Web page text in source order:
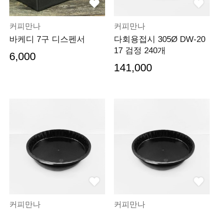
커피만나
바케디 7구 디스펜서
6,000
커피만나
다회용접시 305Ø DW-20
17 검정 240개
141,000
커피만나 커피만나